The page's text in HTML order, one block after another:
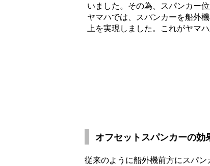
いました。その為、スパンカー
ヤマハでは、スパンカーを船外
上を実現しました。これがヤマ
オフセットスパンカーの効
従来のように船外機前方にスパ